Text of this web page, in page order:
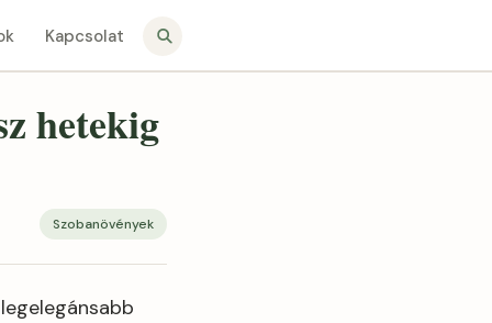
Kapcsolat
hetekig
Szobanövények